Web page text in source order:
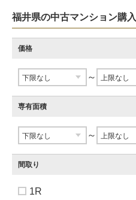
福井県の中古マンション購入
価格
～
専有面積
～
間取り
1R